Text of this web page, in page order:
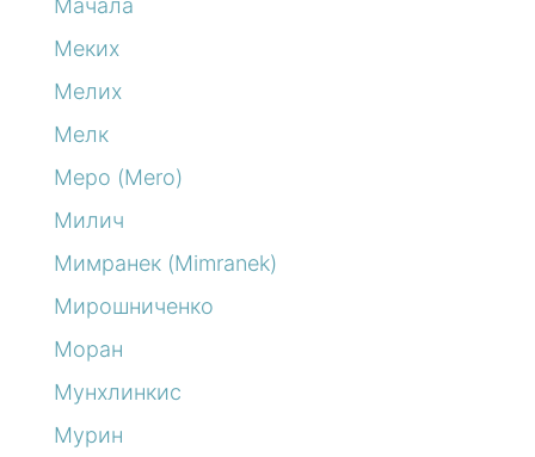
Меких
Мелих
Мелк
Меро (Mero)
Милич
Мимранек (Mimranek)
Мирошниченко
Моран
Мунхлинкис
Мурин